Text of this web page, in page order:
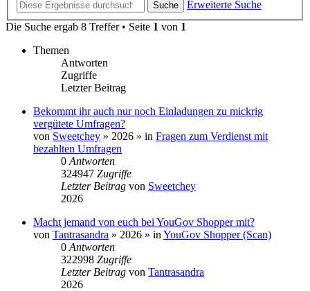
Suche
Erweiterte Suche
Die Suche ergab 8 Treffer • Seite 1 von 1
Themen
Antworten
Zugriffe
Letzter Beitrag
Bekommt ihr auch nur noch Einladungen zu mickrig
vergütete Umfragen?
von Sweetchey » 2026 » in Fragen zum Verdienst mit
bezahlten Umfragen
0 Antworten
324947 Zugriffe
Letzter Beitrag von Sweetchey
2026
Macht jemand von euch bei YouGov Shopper mit?
von Tantrasandra » 2026 » in YouGov Shopper (Scan)
0 Antworten
322998 Zugriffe
Letzter Beitrag von Tantrasandra
2026